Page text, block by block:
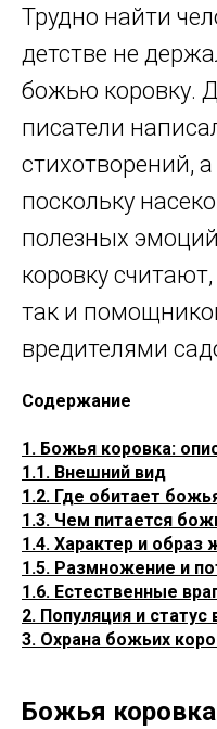
Трудно найти
детстве не
божью коровку.
писатели
стихотворений,
поскольку
полезных
коровку
так и
вредителями
Содержание
1. Божья коровка:
1.1. Внешний вид
1.2. Где обитает
1.3. Чем питается
1.4. Характер и образ
1.5. Размножение и
1.6. Естественные
2. Популяция и статус
3. Охрана божьих
Божья